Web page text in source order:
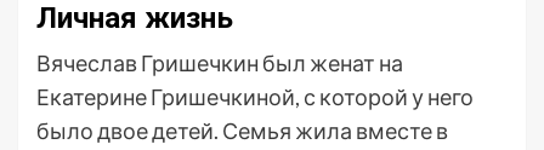
Личная жизнь
Вячеслав Гришечкин был женат на
Екатерине Гришечкиной, с которой у него
было двое детей. Семья жила вместе в